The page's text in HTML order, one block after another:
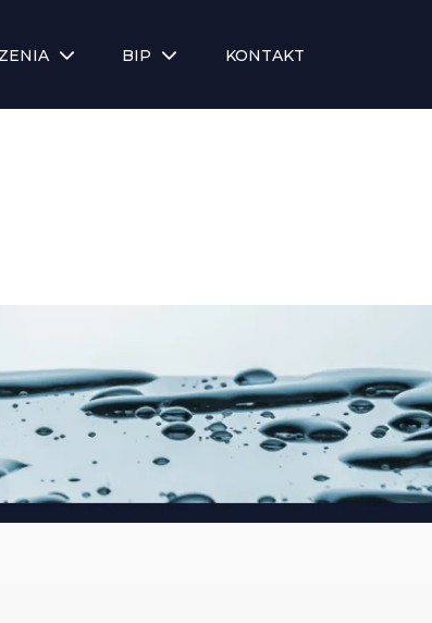
BIP KONTAKT